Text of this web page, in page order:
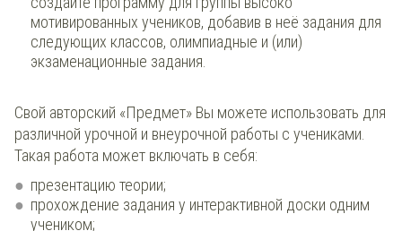
мотивированных учеников, добавив в неё задания для
следующих классов, олимпиадные и (или)
экзаменационные задания.
Свой авторский «Предмет» Вы можете использовать для
различной урочной и внеурочной работы с учениками.
Такая работа может включать в себя:
презентацию теории;
прохождение задания у интерактивной доски одним
учеником;